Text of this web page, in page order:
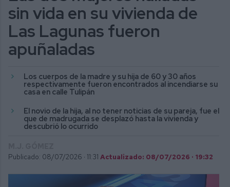
sin vida en su vivienda de
Las Lagunas fueron
apuñaladas
Los cuerpos de la madre y su hija de 60 y 30 años
respectivamente fueron encontrados al incendiarse su
casa en calle Tulipán
El novio de la hija, al no tener noticias de su pareja, fue el
que de madrugada se desplazó hasta la vivienda y
descubrió lo ocurrido
Publicado: 08/07/2026 · 11:31 Actualizado: 08/07/2026 · 19:32